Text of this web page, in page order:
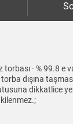
· % 99.8
dışına
dikkatlice